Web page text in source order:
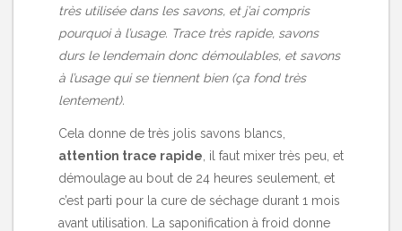
très utilisée dans les savons, et j’ai compris
pourquoi à l’usage. Trace très rapide, savons
durs le lendemain donc démoulables, et savons
à l’usage qui se tiennent bien (ça fond très
lentement).
Cela donne de très jolis savons blancs,
attention trace rapide , il faut mixer très peu, et
démoulage au bout de 24 heures seulement, et
c’est parti pour la cure de séchage durant 1 mois
avant utilisation. La saponification à froid donne